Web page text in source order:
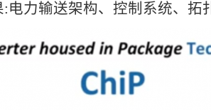
:电力输送架构、控制系统、拓